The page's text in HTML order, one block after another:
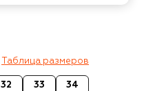
Таблица размеров
32
33
34